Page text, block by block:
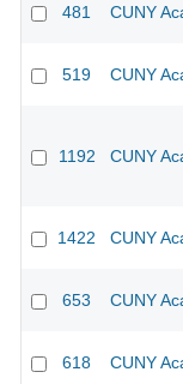
481 CUNY
519 CUNY
1192 CUNY
1422 CUNY
653 CUNY
618 CUNY